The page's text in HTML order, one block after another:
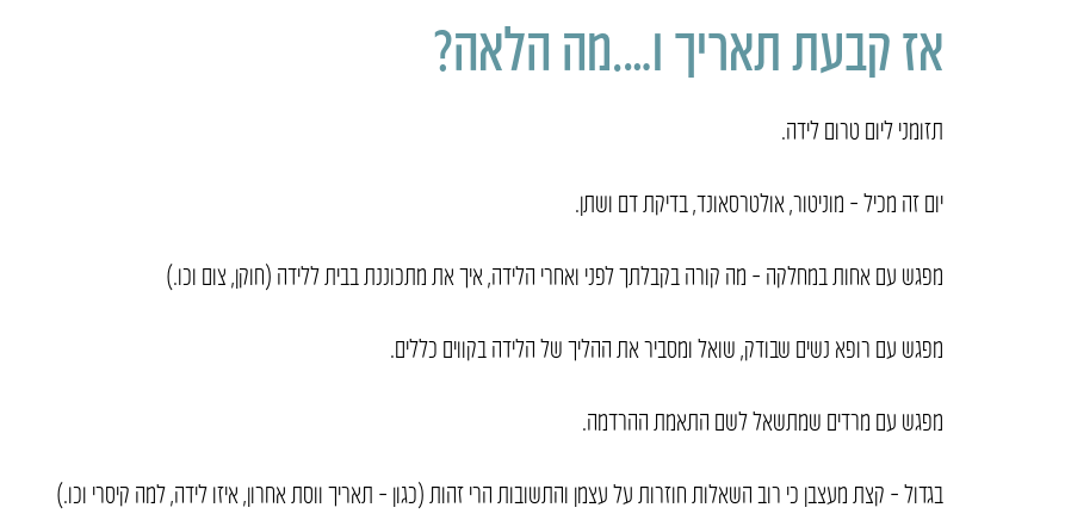
אז קבעת תאריך ו….מה הלאה?
תזומני ליום טרום לידה.
יום זה מכיל – מוניטור, אולטרסאונד, בדיקת דם ושתן.
מפגש עם אחות במחלקה – מה קורה בקבלתך לפני ואחרי הלידה, איך את מתכוננת בבית ללידה (חוקן, צום וכו.)
מפגש עם רופא נשים שבודק, שואל ומסביר את ההליך של הלידה בקווים כללים.
מפגש עם מרדים שמתשאל לשם התאמת ההרדמה.
בגדול – קצת מעצבן כי רוב השאלות חוזרות על עצמן והתשובות הרי זהות (כגון – תאריך ווסת אחרון, איזו לידה, למה קיסרי וכו.)